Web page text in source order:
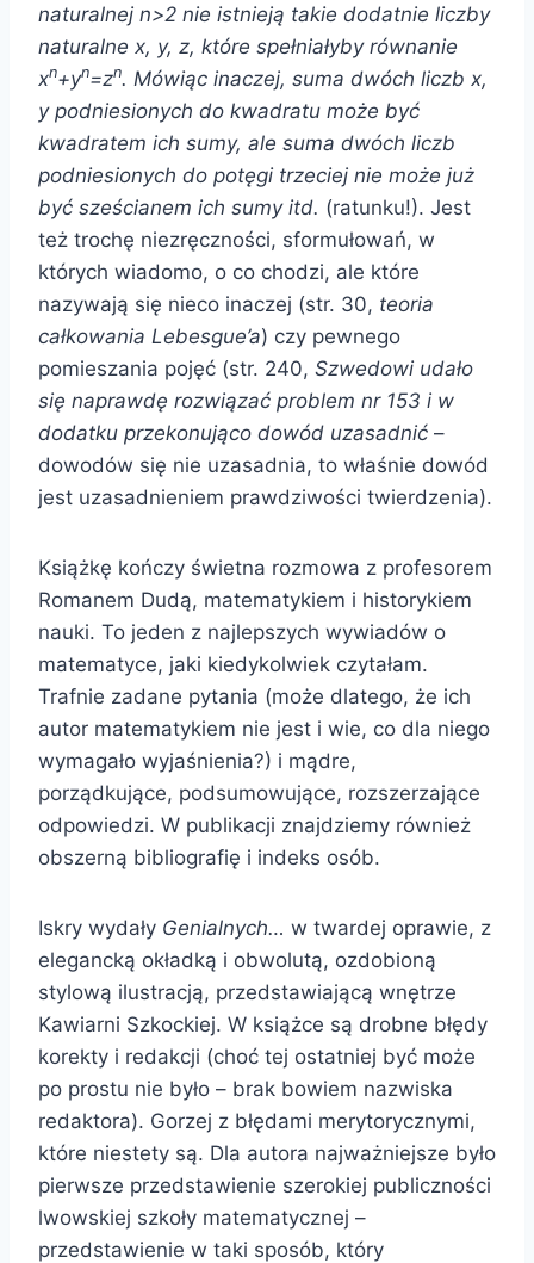
naturalnej n>2 nie istnieją takie dodatnie liczby
naturalne x, y, z, które spełniałyby równanie
xn+yn=zn. Mówiąc inaczej, suma dwóch liczb x,
y podniesionych do kwadratu może być
kwadratem ich sumy, ale suma dwóch liczb
podniesionych do potęgi trzeciej nie może już
być sześcianem ich sumy itd. (ratunku!). Jest
też trochę niezręczności, sformułowań, w
których wiadomo, o co chodzi, ale które
nazywają się nieco inaczej (str. 30, teoria
całkowania Lebesgue’a) czy pewnego
pomieszania pojęć (str. 240, Szwedowi udało
się naprawdę rozwiązać problem nr 153 i w
dodatku przekonująco dowód uzasadnić –
dowodów się nie uzasadnia, to właśnie dowód
jest uzasadnieniem prawdziwości twierdzenia).
Książkę kończy świetna rozmowa z profesorem
Romanem Dudą, matematykiem i historykiem
nauki. To jeden z najlepszych wywiadów o
matematyce, jaki kiedykolwiek czytałam.
Trafnie zadane pytania (może dlatego, że ich
autor matematykiem nie jest i wie, co dla niego
wymagało wyjaśnienia?) i mądre,
porządkujące, podsumowujące, rozszerzające
odpowiedzi. W publikacji znajdziemy również
obszerną bibliografię i indeks osób.
Iskry wydały Genialnych… w twardej oprawie, z
elegancką okładką i obwolutą, ozdobioną
stylową ilustracją, przedstawiającą wnętrze
Kawiarni Szkockiej. W książce są drobne błędy
korekty i redakcji (choć tej ostatniej być może
po prostu nie było – brak bowiem nazwiska
redaktora). Gorzej z błędami merytorycznymi,
które niestety są. Dla autora najważniejsze było
pierwsze przedstawienie szerokiej publiczności
lwowskiej szkoły matematycznej –
przedstawienie w taki sposób, który